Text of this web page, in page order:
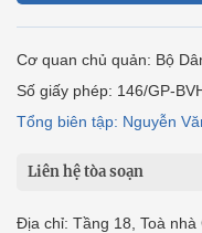
Cơ quan chủ quản: Bộ
Số giấy phép: 146/GP-
Tổng biên tập: Nguyễn
Liên hệ tòa soạn
Địa chỉ: Tầng 18, Toà